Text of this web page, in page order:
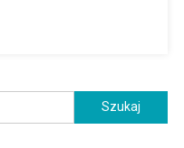
Szukaj: